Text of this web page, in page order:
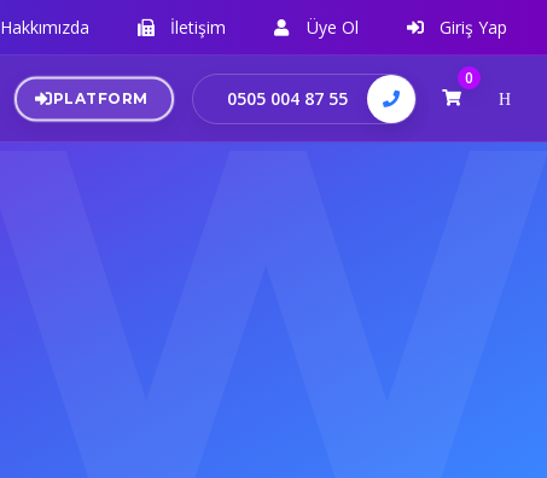
Hakkımızda İletişim Üye Ol Giriş Yap
PLATFORM 0505 004 87 55
0